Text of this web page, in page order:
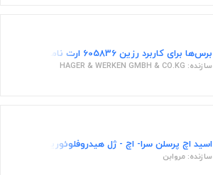
برس‌ها برای کاربرد رزین 605836 ارت نامبر
سازنده: HAGER & WERKEN GMBH & CO.KG
اسید اچ پرسلن سرا- اچ - ژل هیدروفلوئوریک اسید 9%
سازنده: مروابن